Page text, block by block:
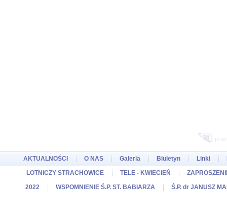
AKTUALNOŚCI O NAS Galeria Biuletyn Linki
LOTNICZY STRACHOWICE
TELE - KWIECIEŃ
2022
WSPOMNIENIE Ś.P. ST. BABIARZA Ś.P. dr JANUSZ